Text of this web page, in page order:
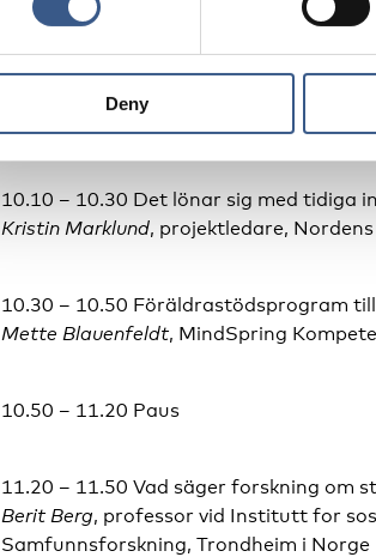
Deny
10.00 – 10.10 Öppning av konferensen
10.10 – 10.30 Det lönar sig med tidiga
Kristin Marklund, projektledare,
10.30 – 10.50 Föräldrastödsprogram
Mette Blauenfeldt, MindSpring
10.50 – 11.20 Paus
11.20 – 11.50 Vad säger forskning om
Berit Berg, professor vid Institutt for
Samfunnsforskning, Trondheim i Norge